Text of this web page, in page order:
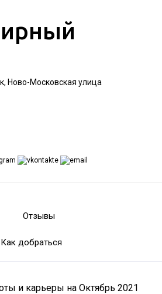
Ново-Московская улица
Отзывы
Как добраться
и карьеры на Октябрь 2021